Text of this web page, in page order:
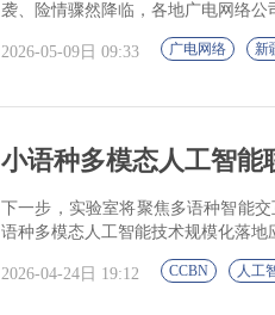
袭、险情骤然降临，各地广电网络公
2026-05-09日 09:33 广电网络 新
小语种多模态人工智能
下一步，实验室将聚焦多语种智能
语种多模态人工智能技术规模化落地
2026-04-24日 19:12 CCBN 人工